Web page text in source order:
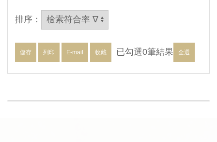
排序：
儲存 列印 E-mail 收藏 已勾選0筆結果 全選